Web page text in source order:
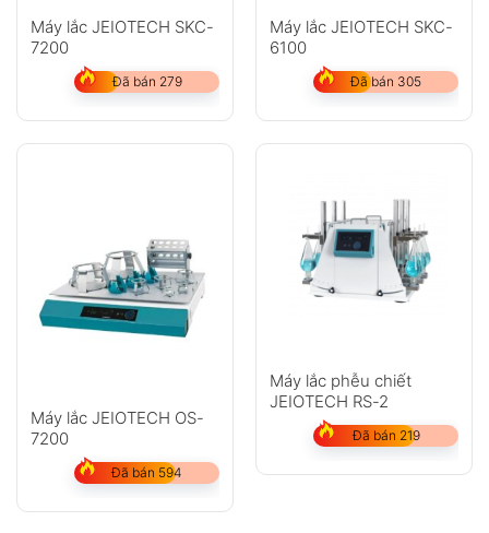
Máy lắc JEIOTECH SKC-
7200
Đã bán 279
Máy lắc JEIOTECH SKC-
6100
Đã bán 305
Máy lắc JEIOTECH OS-
7200
Đã bán 594
Máy lắc phễu chiết
JEIOTECH RS-2
Đã bán 219